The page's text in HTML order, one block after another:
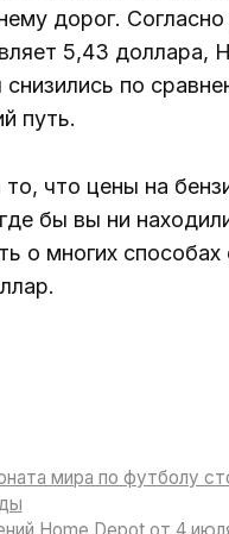
дорог.
5,43
по
путь.
что цены на
бы вы ни
о многих
мира по футболу
Home Depot от 4